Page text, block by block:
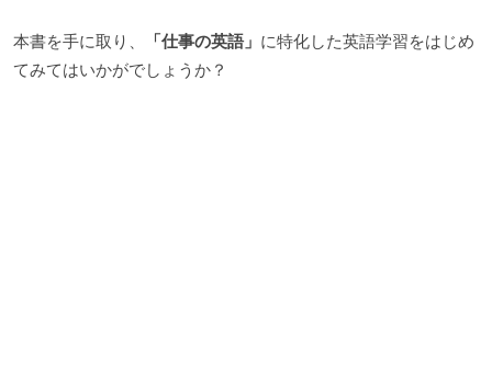
本書を手に取り、 「仕事の英語」 に特化した英語学習をはじめ
てみてはいかがでしょうか？